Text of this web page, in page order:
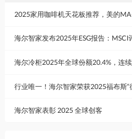
2025家用咖啡机天花板推荐，美的
海尔智家发布2025年ESG报告：MSCI
海尔冷柜2025年全球份额20.4%，连
行业唯一！海尔智家荣获2025福布斯
海尔智家表彰 2025 全球创客